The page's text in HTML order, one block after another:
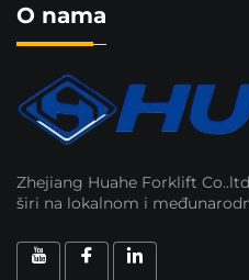
O nama
Zhejiang Huahe Forklift
širi na lokalnom i